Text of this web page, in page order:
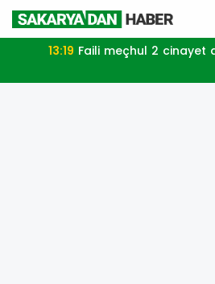
13:19 Faili meçhul 2 cinayet